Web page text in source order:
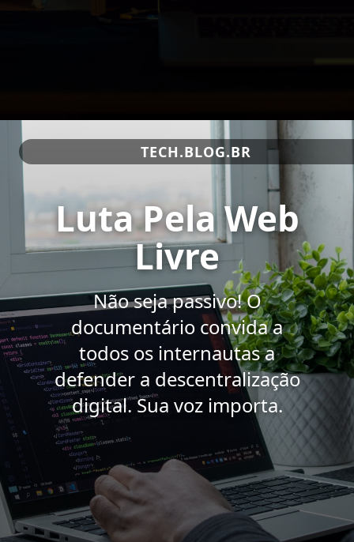
TECH.BLOG.BR
Luta Pela Web
Livre
Não seja passivo! O
documentário convida a
todos os internautas a
defender a descentralização
digital. Sua voz importa.